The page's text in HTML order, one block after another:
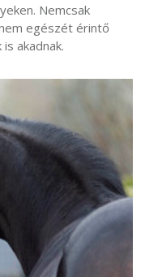
Nemcsak
egészét érintő
akadnak.